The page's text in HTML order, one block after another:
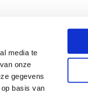
media te
onze
gegevens
basis van